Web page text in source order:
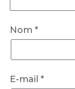
Nom *
E-mail *